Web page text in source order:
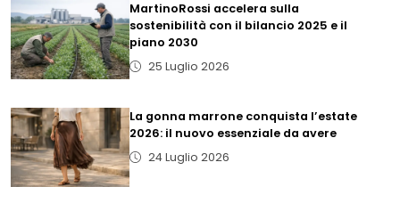
MartinoRossi accelera sulla
sostenibilità con il bilancio 2025 e il
piano 2030
25 Luglio 2026
La gonna marrone conquista l’estate
2026: il nuovo essenziale da avere
24 Luglio 2026